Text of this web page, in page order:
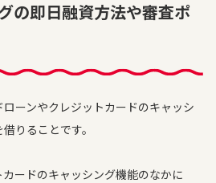
の即日融資方法や審査ポ
ーンやクレジットカードのキャッシ
りることです。
ードのキャッシング機能のなかに